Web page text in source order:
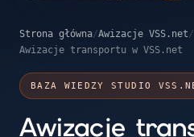
Strona główna/Awizacje VSS.net/
Awizacje transportu w VSS.net
BAZA WIEDZY STUDIO
Awizacje